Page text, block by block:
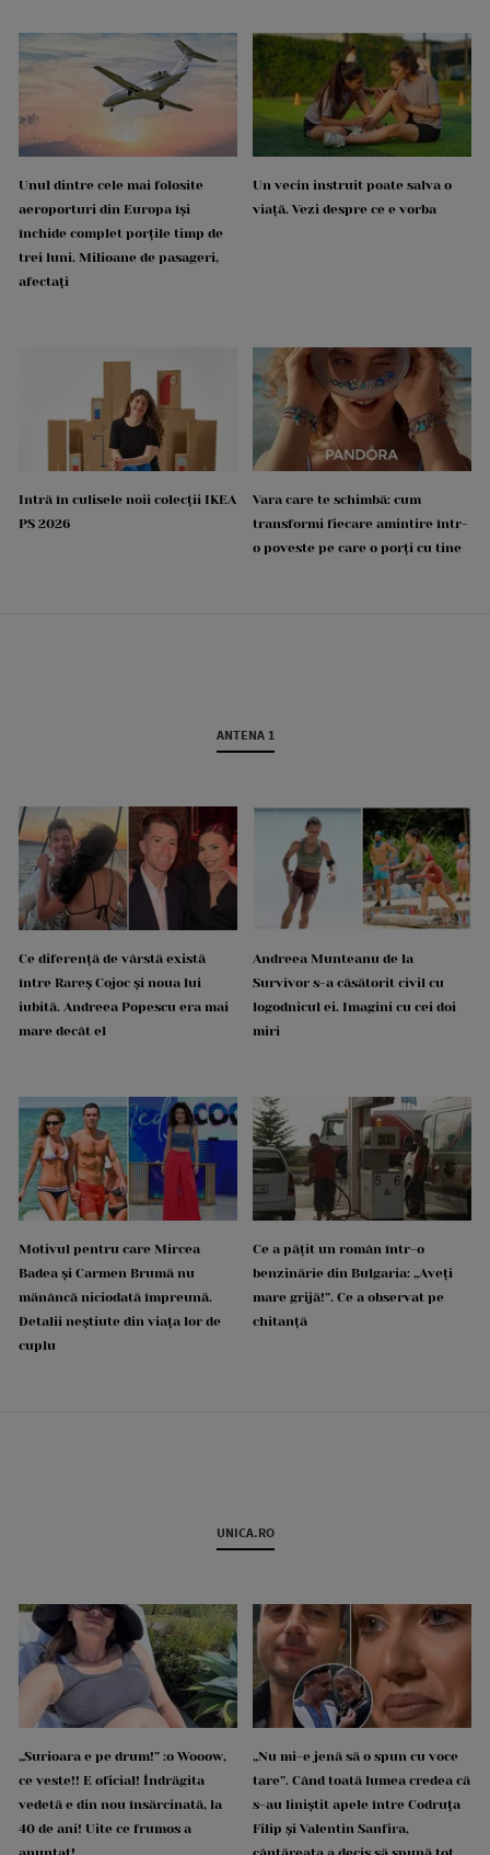
Unul dintre cele mai folosite
aeroporturi din Europa își
închide complet porțile timp de
trei luni. Milioane de pasageri,
afectați
Un vecin instruit poate salva o
viață. Vezi despre ce e vorba
Intră în culisele noii colecții IKEA
PS 2026
Vara care te schimbă: cum
transformi fiecare amintire într-
o poveste pe care o porți cu tine
ANTENA 1
Ce diferență de vârstă există
între Rareș Cojoc și noua lui
iubită. Andreea Popescu era mai
mare decât el
Andreea Munteanu de la
Survivor s-a căsătorit civil cu
logodnicul ei. Imagini cu cei doi
miri
Motivul pentru care Mircea
Badea și Carmen Brumă nu
mănâncă niciodată împreună.
Detalii neștiute din viața lor de
cuplu
Ce a pățit un român într-o
benzinărie din Bulgaria: „Aveți
mare grijă!”. Ce a observat pe
chitanță
UNICA.RO
„Surioara e pe drum!” :o Wooow,
ce veste!! E oficial! Îndrăgita
vedetă e din nou însărcinată, la
40 de ani! Uite ce frumos a
„Nu mi-e jenă să o spun cu voce
tare”. Când toată lumea credea că
s-au liniștit apele între Codruța
Filip și Valentin Sanfira,